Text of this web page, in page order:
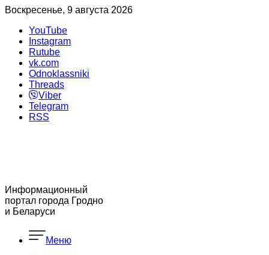
Воскресенье, 9 августа 2026
YouTube
Instagram
Rutube
vk.com
Odnoklassniki
Threads
Viber
Telegram
RSS
Информационный
портал города Гродно
и Беларуси
Меню